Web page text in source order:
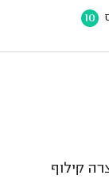
10
קילוף